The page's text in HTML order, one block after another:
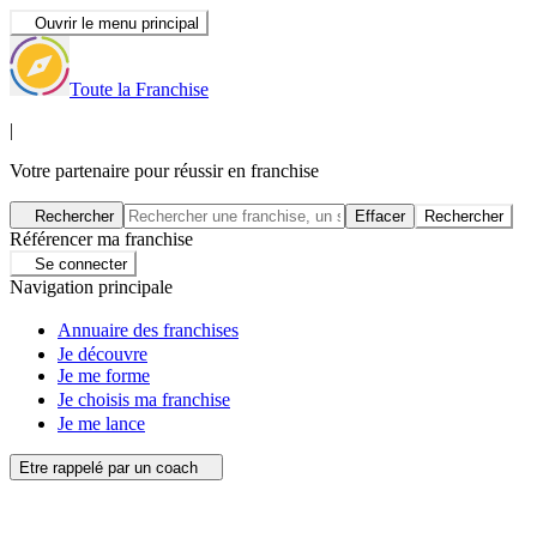
Ouvrir le menu principal
Toute la Franchise
|
Votre partenaire pour réussir en franchise
Rechercher Effacer Rechercher
Référencer ma franchise
Se connecter
Navigation principale
Annuaire des franchises
Je découvre
Je me forme
Je choisis ma franchise
Je me lance
Etre rappelé par un coach